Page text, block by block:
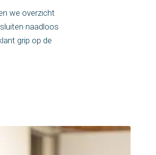
we overzicht
naadloos
grip op de